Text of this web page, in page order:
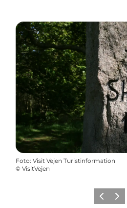
Foto: Visit Vejen Turistinformation
© VisitVejen
ZurückWeiter